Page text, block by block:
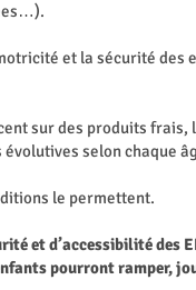
et la sécurité des
sur des produits frais,
selon chaque
le permettent.
et d’accessibilité des
pourront ramper,